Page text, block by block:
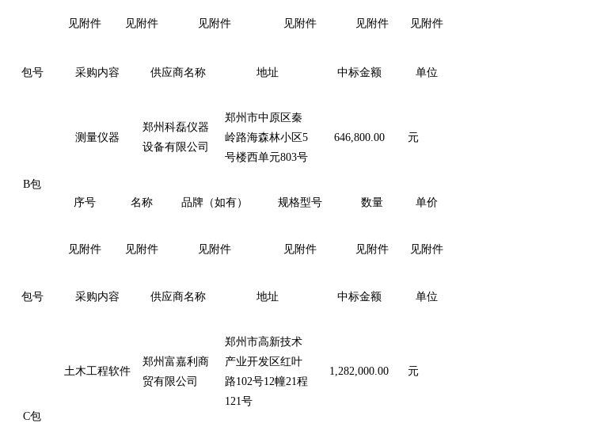
见附件 见附件 见附件 见附件 见附件 见附件
包号 采购内容 供应商名称 地址 中标金额 单位
B包
测量仪器
郑州科磊仪器
设备有限公司
郑州市中原区秦
岭路海森林小区5
号楼西单元803号
646,800.00 元
序号 名称 品牌（如有） 规格型号 数量 单价
见附件 见附件 见附件 见附件 见附件 见附件
包号 采购内容 供应商名称 地址 中标金额 单位
C包
土木工程软件
郑州富嘉利商
贸有限公司
郑州市高新技术
产业开发区红叶
路102号12幢21程
121号
1,282,000.00 元